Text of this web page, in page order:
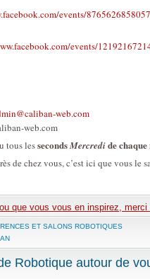
events/
events/
web.com
web.com
tous lessecondsMercredide
de chez vous, c’est ici que vous le
que vous vous en inspirez,
ET SALONS ROBOTIQUES
Robotique autour de